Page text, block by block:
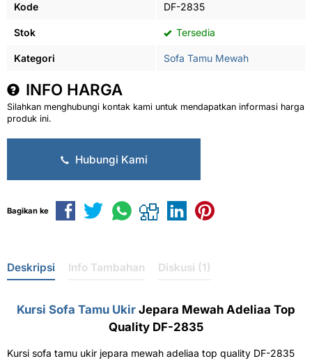
Kode DF-2835
Stok Tersedia
Kategori Sofa Tamu Mewah
INFO HARGA
Silahkan menghubungi kontak kami untuk mendapatkan informasi harga
produk ini.
Hubungi Kami
Bagikan ke
Deskripsi Info Tambahan Diskusi (1)
Kursi Sofa Tamu Ukir Jepara Mewah Adeliaa Top
Quality DF-2835
Kursi sofa tamu ukir jepara mewah adeliaa top quality DF-2835